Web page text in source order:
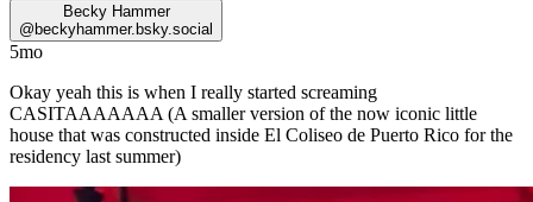
Becky Hammer
@ beckyhammer.bsky.social
5mo
Okay yeah this is when I really started screaming
CASITAAAAAAA (A smaller version of the now iconic little
house that was constructed inside El Coliseo de Puerto Rico for the
residency last summer)